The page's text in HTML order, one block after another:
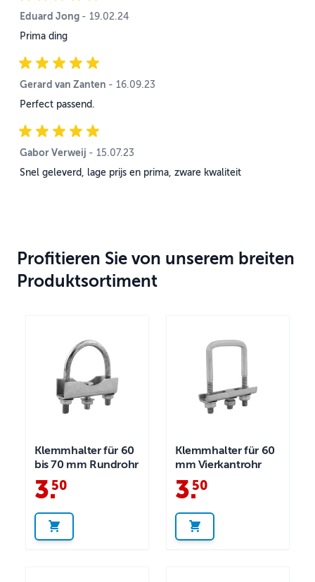
Eduard Jong - 19. Februar 2024
19.02.24
Prima ding
Gerard van Zanten - 16. September 2023
16.09.23
Perfect passend.
Gabor Verweij - 15. Juli 2023
15.07.23
Snel geleverd, lage prijs en prima, zware kwaliteit
Profitieren Sie von unserem breiten
Produktsortiment
Klemmhalter für 60
bis 70 mm Rundrohr
3.
50
Klemmhalter für 60
mm Vierkantrohr
3.
50